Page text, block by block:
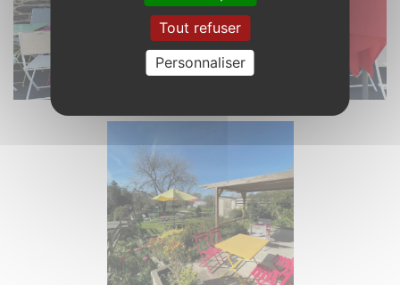
Tout refuser
Personnaliser